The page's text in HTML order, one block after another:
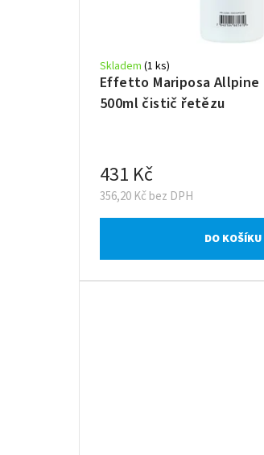
Effetto Mariposa Allpine
500ml čistič řetězu
Skladem (1 ks)
356,20 Kč bez DPH
431 Kč
DO KOŠÍKU